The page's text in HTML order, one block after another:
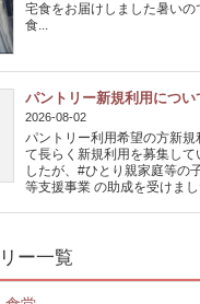
宅食をお届けしました暑いの
食...
パントリー新規利用につい
2026-08-02
パントリー利用希望の方新規
て長らく新規利用を募集して
したが、#ひとり親家庭等の
等支援事業 の助成を受けま
ー一覧